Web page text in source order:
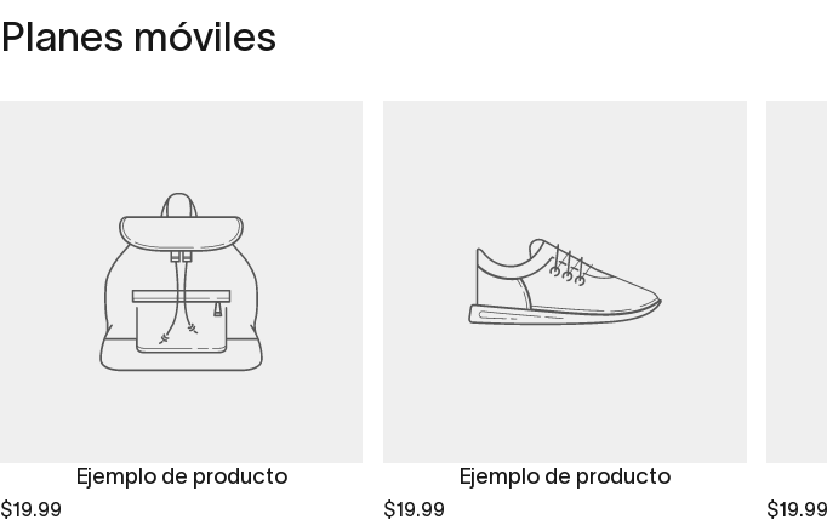
Planes móviles
Ejemplo de producto
$19.99
Ejemplo de producto
$19.99 $19.99